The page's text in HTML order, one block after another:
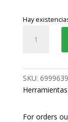
Hay
roblón
TIR
Ø
cantidad
SKU:
For orders